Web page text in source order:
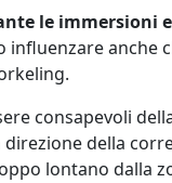
le immersioni
influenzare anche
consapevoli
direzione della
lontano dalla